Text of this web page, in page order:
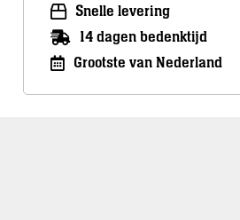
Snelle levering
14 dagen bedenktijd
Grootste van Nederland